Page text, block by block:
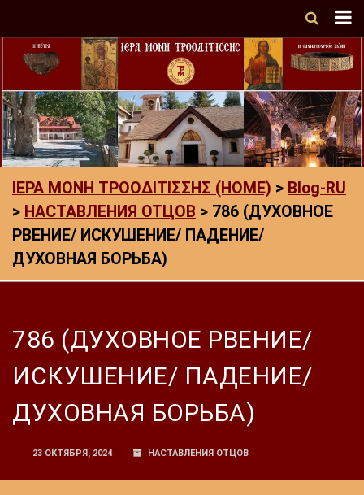
ΙΕΡΑ ΜΟΝΗ ΤΡΟΟΔΙΤΙΣΣΗΣ (HOME) > Blog-RU
> НАСТАВЛЕНИЯ ОТЦОВ > 786 (ДУХОВНОЕ
РВЕНИЕ/ ИСКУШЕНИЕ/ ПАДЕНИЕ/
ДУХОВНАЯ БОРЬБА)
786 (ДУХОВНОЕ РВЕНИЕ/
ИСКУШЕНИЕ/ ПАДЕНИЕ/
ДУХОВНАЯ БОРЬБА)
23 ОКТЯБРЯ, 2024 НАСТАВЛЕНИЯ ОТЦОВ